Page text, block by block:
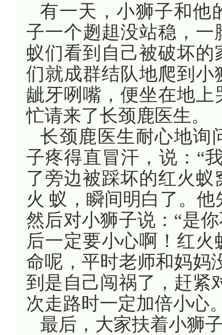
有一天，小狮子和他
子一个趔趄没站稳，
蚁们看到自己被破坏
们就成群结队地爬到
龇牙咧嘴，便坐在地
忙请来了长颈鹿医生。
长颈鹿医生耐心地询
子疼得直冒汗，说：“
了旁边被踩坏的红火
火 蚁，瞬间明白了。
然后对小狮子说：“是
后一定要小心啊！红
命呢，平时老师和妈妈
到是自己闯祸了，赶紧
次走路时一定加倍小心
最后，大家扶着小狮